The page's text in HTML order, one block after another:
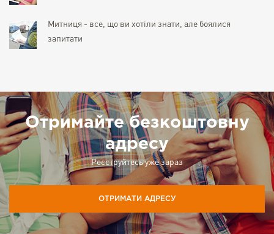
Митниця - все, що ви хотіли знати, але боялися
запитати
Отримайте безкоштовну
адресу
Реєструйтесь уже зараз
ОТРИМАТИ АДРЕСУ